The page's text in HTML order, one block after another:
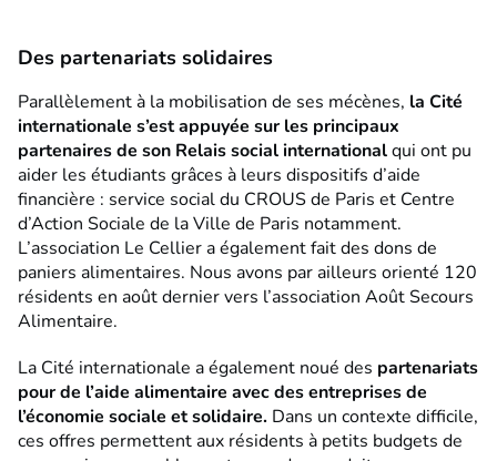
Des partenariats solidaires
Parallèlement à la mobilisation de ses mécènes, la Cité
internationale s’est appuyée sur les principaux
partenaires de son Relais social internationalqui ont pu
aider les étudiants grâces à leurs dispositifs d’aide
financière : service social du CROUS de Paris et Centre
d’Action Sociale de la Ville de Paris notamment.
L’association Le Cellier a également fait des dons de
paniers alimentaires. Nous avons par ailleurs orienté 120
résidents en août dernier vers l’association Août Secours
Alimentaire.
La Cité internationale a également noué des partenariats
pour de l’aide alimentaire avec des entreprises de
l’économie sociale et solidaire. Dans un contexte difficile,
ces offres permettent aux résidents à petits budgets de